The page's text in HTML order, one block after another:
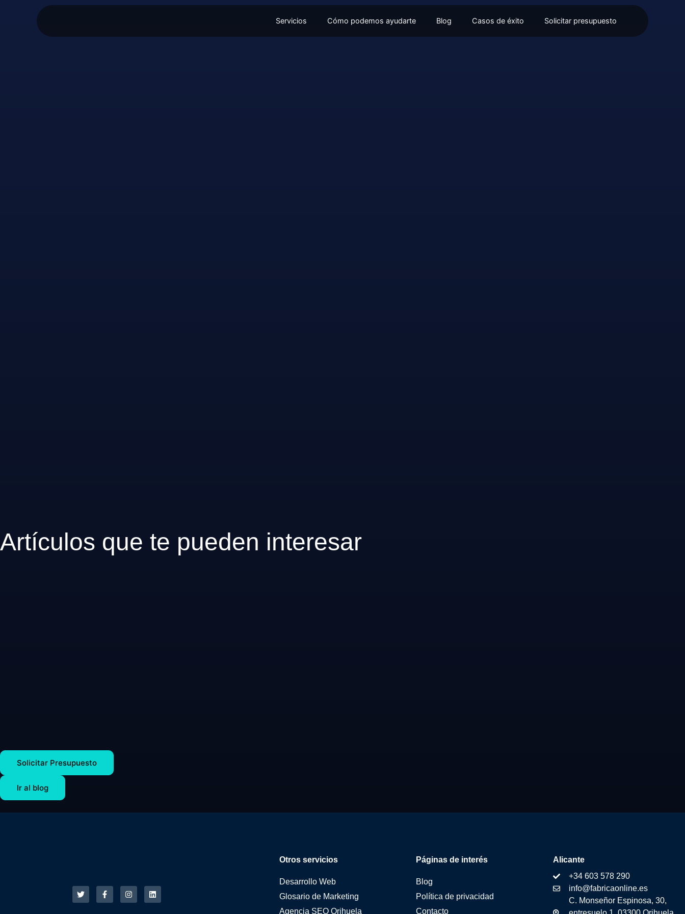
Servicios Cómo podemos ayudarte Blog Casos de éxito Solicitar presupuesto
Artículos que te pueden interesar
Solicitar Presupuesto
Ir al blog
Otros servicios
Desarrollo Web
Glosario de Marketing
Agencia SEO Orihuela
Páginas de interés
Blog
Política de privacidad
Contacto
Alicante
+34 603 578 290
info@fabricaonline.es
C. Monseñor Espinosa, 30,